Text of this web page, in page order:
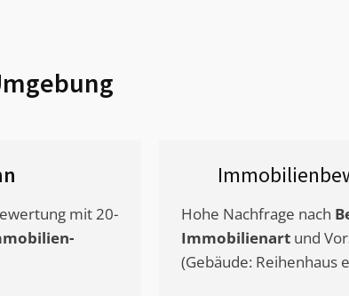
mit 20-
Hohe Nachfrage nach
Immobilienart und
(Gebäude: Reihenhaus